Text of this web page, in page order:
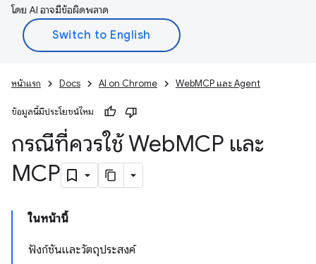
โดย AI อาจมีข้อผิดพลาด
หน้าแรก Docs AI on Chrome WebMCP และ Agent
ข้อมูลนี้มีประโยชน์ไหม
กรณีที่ควรใช้ WebMCP และ
MCP
ในหน้านี้
ฟังก์ชันและวัตถุประสงค์